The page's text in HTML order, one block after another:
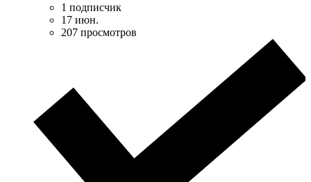
1 подписчик
17 июн.
207 просмотров